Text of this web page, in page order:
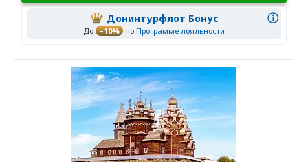
Донинтурфлот Бонус
До –10% по Программе лояльности